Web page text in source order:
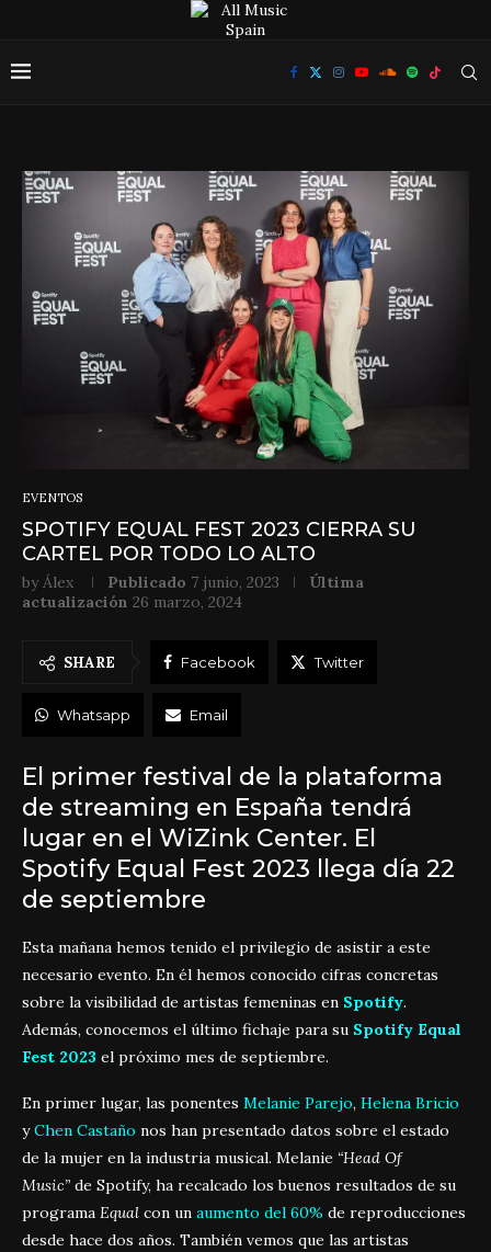
EVENTOS
SPOTIFY EQUAL FEST 2023 CIERRA SU
CARTEL POR TODO LO ALTO
byÁlex Publicado 7 junio, 2023
Última
actualización 26 marzo, 2024
SHARE Facebook Twitter
Whatsapp Email
El primer festival de la plataforma
de streaming en España tendrá
lugar en el WiZink Center. El
Spotify Equal Fest 2023 llega día 22
de septiembre
Esta mañana hemos tenido el privilegio de asistir a este
necesario evento. En él hemos conocido cifras concretas
sobre la visibilidad de artistas femeninas en Spotify.
Además, conocemos el último fichaje para su Spotify Equal
Fest 2023 el próximo mes de septiembre.
En primer lugar, las ponentes Melanie Parejo, Helena Bricio
yChen Castaño nos han presentado datos sobre el estado
de la mujer en la industria musical. Melanie “Head Of
Music” de Spotify, ha recalcado los buenos resultados de su
programa Equal con un aumento del 60% de reproducciones
desde hace dos años. También vemos que las artistas